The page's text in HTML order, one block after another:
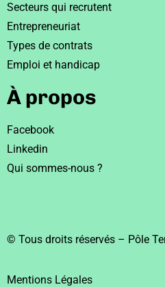
Secteurs qui recrutent
Entrepreneuriat
Types de contrats
Emploi et handicap
À propos
Facebook
Linkedin
Qui sommes-nous ?
© Tous droits réservés – Pôle
Mentions Légales